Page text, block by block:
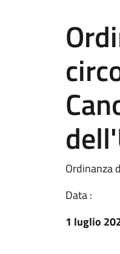
Ordinanza
Data :
1 luglio